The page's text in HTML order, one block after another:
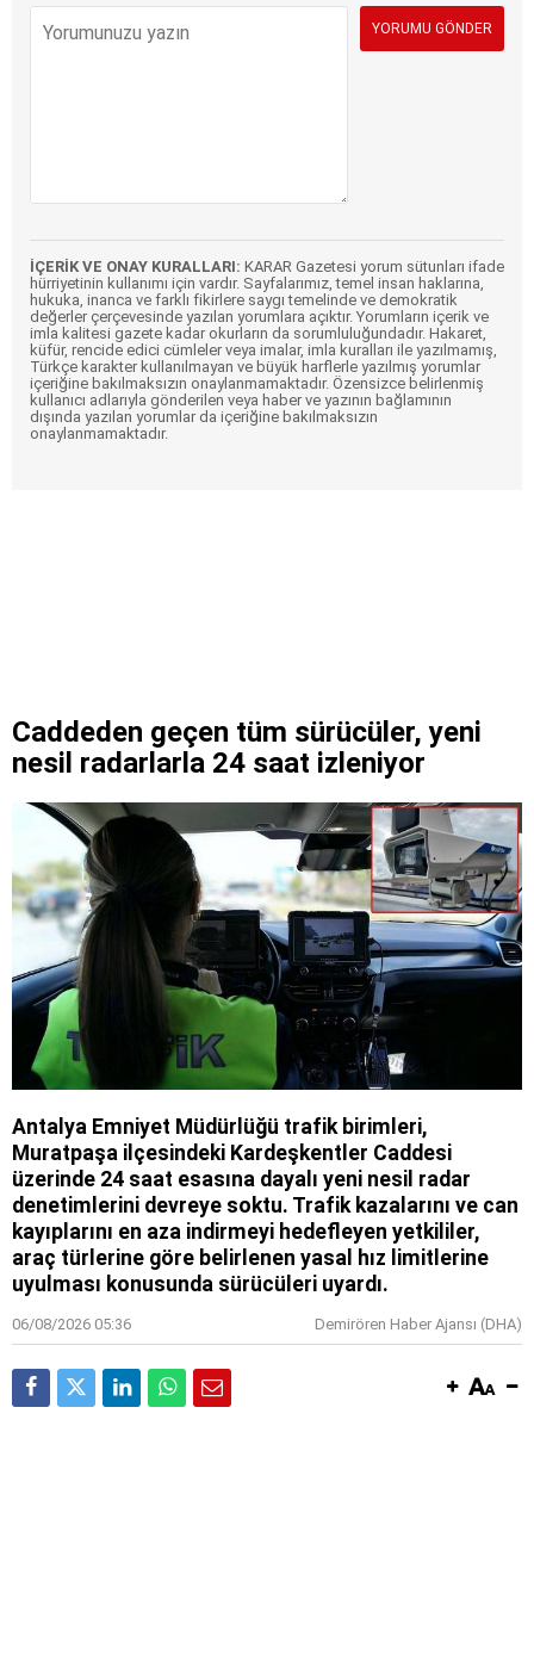
İÇERİK VE ONAY KURALLARI: KARAR Gazetesi yorum sütunları ifade
hürriyetinin kullanımı için vardır. Sayfalarımız, temel insan haklarına,
hukuka, inanca ve farklı fikirlere saygı temelinde ve demokratik
değerler çerçevesinde yazılan yorumlara açıktır. Yorumların içerik ve
imla kalitesi gazete kadar okurların da sorumluluğundadır. Hakaret,
küfür, rencide edici cümleler veya imalar, imla kuralları ile yazılmamış,
Türkçe karakter kullanılmayan ve büyük harflerle yazılmış yorumlar
içeriğine bakılmaksızın onaylanmamaktadır. Özensizce belirlenmiş
kullanıcı adlarıyla gönderilen veya haber ve yazının bağlamının
dışında yazılan yorumlar da içeriğine bakılmaksızın
onaylanmamaktadır.
Caddeden geçen tüm sürücüler, yeni
nesil radarlarla 24 saat izleniyor
Antalya Emniyet Müdürlüğü trafik birimleri,
Muratpaşa ilçesindeki Kardeşkentler Caddesi
üzerinde 24 saat esasına dayalı yeni nesil radar
denetimlerini devreye soktu. Trafik kazalarını ve can
kayıplarını en aza indirmeyi hedefleyen yetkililer,
araç türlerine göre belirlenen yasal hız limitlerine
uyulması konusunda sürücüleri uyardı.
06/08/2026 05:36 Demirören Haber Ajansı (DHA)